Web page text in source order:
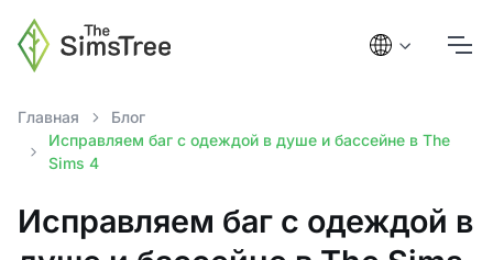
Главная
Блог
Исправляем баг с одеждой в душе и бассейне в The
Sims 4
Исправляем баг с одеждой в